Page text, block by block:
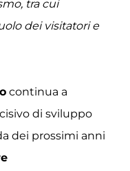
tra cui
dei visitatori e
continua a
di sviluppo
dei prossimi anni